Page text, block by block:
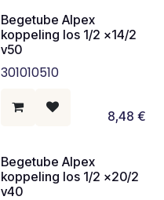
Begetube Alpex
koppeling los 1/2 x14/2
v50
301010510
8,48 €
Begetube Alpex
koppeling los 1/2 x20/2
v40